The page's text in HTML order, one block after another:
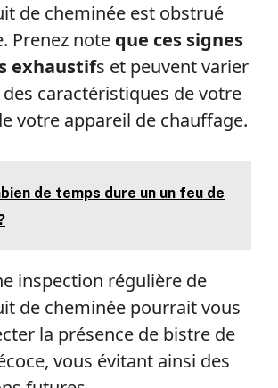
de cheminée est obstrué
Prenez note que ces signes
exhaustifs et peuvent varier
caractéristiques de votre
votre appareil de chauffage.
de temps dure un un feu de
inspection régulière de
de cheminée pourrait vous
la présence de bistre de
vous évitant ainsi des